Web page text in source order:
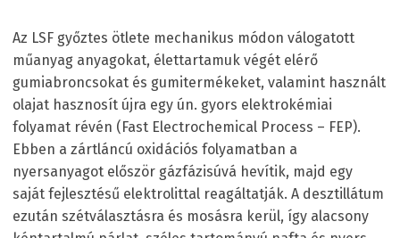
Az LSF győztes ötlete mechanikus módon válogatott
műanyag anyagokat, élettartamuk végét elérő
gumiabroncsokat és gumitermékeket, valamint használt
olajat hasznosít újra egy ún. gyors elektrokémiai
folyamat révén (Fast Electrochemical Process – FEP).
Ebben a zártláncú oxidációs folyamatban a
nyersanyagot először gázfázisúvá hevítik, majd egy
saját fejlesztésű elektrolittal reagáltatják. A desztillátum
ezután szétválasztásra és mosásra kerül, így alacsony